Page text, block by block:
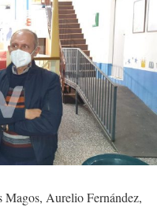
Magos, Aurelio Fernández,